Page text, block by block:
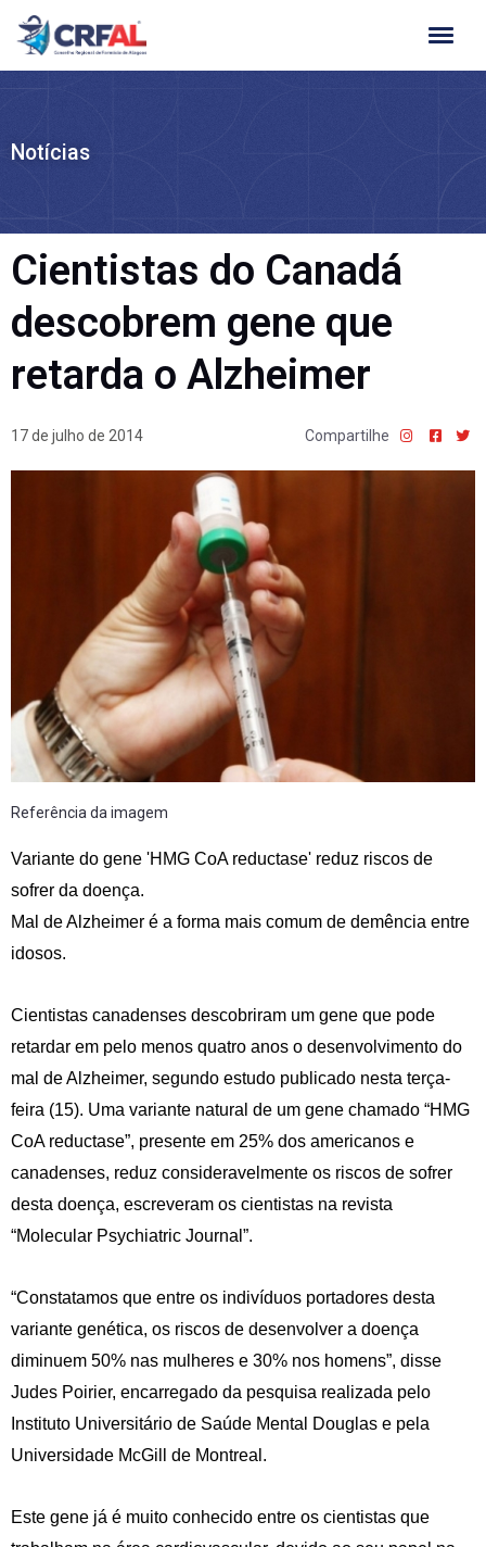
Ir
para
Notícias
Cientistas do Canadá
descobrem gene que
retarda o Alzheimer
17 de julho de 2014 Compartilhe
Referência da imagem
Variante do gene 'HMG CoA reductase' reduz riscos de
sofrer da doença.
Mal de Alzheimer é a forma mais comum de demência entre
idosos.
Cientistas canadenses descobriram um gene que pode
retardar em pelo menos quatro anos o desenvolvimento do
mal de Alzheimer, segundo estudo publicado nesta terça-
feira (15). Uma variante natural de um gene chamado “HMG
CoA reductase”, presente em 25% dos americanos e
canadenses, reduz consideravelmente os riscos de sofrer
desta doença, escreveram os cientistas na revista
“Molecular Psychiatric Journal”.
“Constatamos que entre os indivíduos portadores desta
variante genética, os riscos de desenvolver a doença
diminuem 50% nas mulheres e 30% nos homens”, disse
Judes Poirier, encarregado da pesquisa realizada pelo
Instituto Universitário de Saúde Mental Douglas e pela
Universidade McGill de Montreal.
Este gene já é muito conhecido entre os cientistas que